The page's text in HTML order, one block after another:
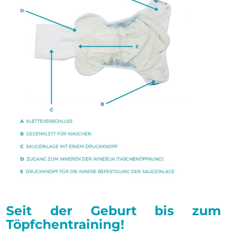
Seit der Geburt bis zum
Töpfchentraining!